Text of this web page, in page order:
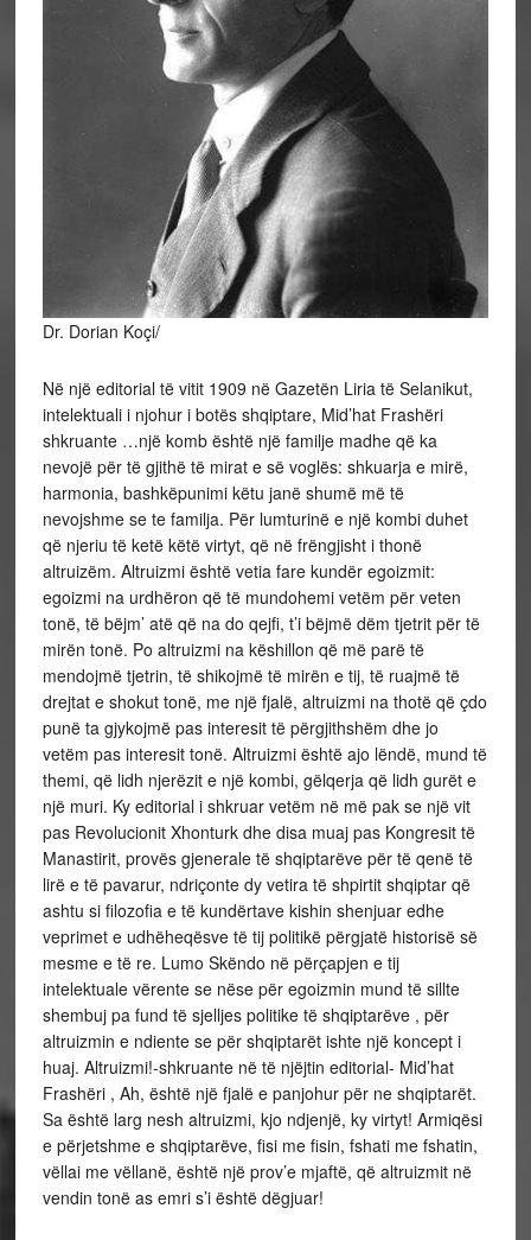
Dr. Dorian Koçi/
Në një editorial të vitit 1909 në Gazetën Liria të Selanikut,
intelektuali i njohur i botës shqiptare, Mid’hat Frashëri
shkruante …një komb është një familje madhe që ka
nevojë për të gjithë të mirat e së voglës: shkuarja e mirë,
harmonia, bashkëpunimi këtu janë shumë më të
nevojshme se te familja. Për lumturinë e një kombi duhet
që njeriu të ketë këtë virtyt, që në frëngjisht i thonë
altruizëm. Altruizmi është vetia fare kundër egoizmit:
egoizmi na urdhëron që të mundohemi vetëm për veten
tonë, të bëjm’ atë që na do qejfi, t’i bëjmë dëm tjetrit për të
mirën tonë. Po altruizmi na këshillon që më parë të
mendojmë tjetrin, të shikojmë të mirën e tij, të ruajmë të
drejtat e shokut tonë, me një fjalë, altruizmi na thotë që çdo
punë ta gjykojmë pas interesit të përgjithshëm dhe jo
vetëm pas interesit tonë. Altruizmi është ajo lëndë, mund të
themi, që lidh njerëzit e një kombi, gëlqerja që lidh gurët e
një muri. Ky editorial i shkruar vetëm në më pak se një vit
pas Revolucionit Xhonturk dhe disa muaj pas Kongresit të
Manastirit, provës gjenerale të shqiptarëve për të qenë të
lirë e të pavarur, ndriçonte dy vetira të shpirtit shqiptar që
ashtu si filozofia e të kundërtave kishin shenjuar edhe
veprimet e udhëheqësve të tij politikë përgjatë historisë së
mesme e të re. Lumo Skëndo në përçapjen e tij
intelektuale vërente se nëse për egoizmin mund të sillte
shembuj pa fund të sjelljes politike të shqiptarëve , për
altruizmin e ndiente se për shqiptarët ishte një koncept i
huaj. Altruizmi!-shkruante në të njëjtin editorial- Mid’hat
Frashëri , Ah, është një fjalë e panjohur për ne shqiptarët.
Sa është larg nesh altruizmi, kjo ndjenjë, ky virtyt! Armiqësi
e përjetshme e shqiptarëve, fisi me fisin, fshati me fshatin,
vëllai me vëllanë, është një prov’e mjaftë, që altruizmit në
vendin tonë as emri s’i është dëgjuar!